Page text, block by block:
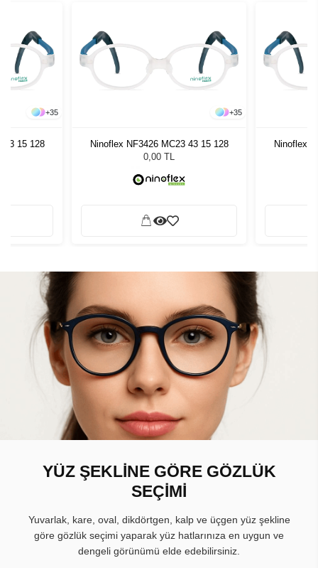
+35
43 15 128
+35
Ninoflex NF3426 MC23 43 15 128
0,00 TL
Ninoflex
YÜZ ŞEKLİNE GÖRE GÖZLÜK
SEÇİMİ
Yuvarlak, kare, oval, dikdörtgen, kalp ve üçgen yüz şekline
göre gözlük seçimi yaparak yüz hatlarınıza en uygun ve
dengeli görünümü elde edebilirsiniz.